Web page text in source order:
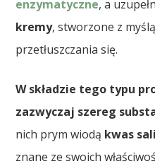
enzymatyczne, a
kremy, stworzone z
przetłuszczania się.
W składzie tego typu
zazwyczaj szereg
nich prym wiodą kwas
znane ze swoich